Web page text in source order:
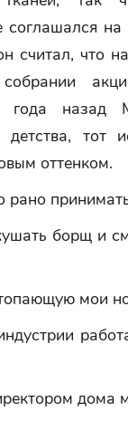
считал, что
года назад
детства, тот
оттенком.
борщ и
мои
дома